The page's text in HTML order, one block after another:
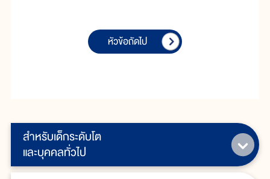
สำหรับเด็กระดับโต
และบุคคลทั่วไป
หัวข้อถัดไป